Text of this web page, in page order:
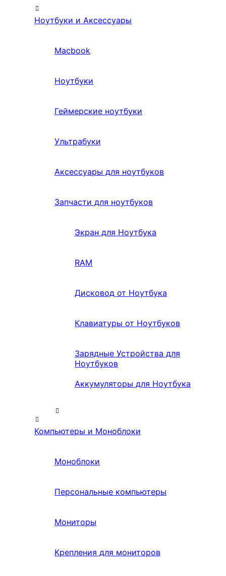
Ноутбуки и Аксессуары
Macbook
Ноутбуки
Геймерские ноутбуки
Ультрабуки
Аксессуары для ноутбуков
Запчасти для ноутбуков
Экран для Ноутбука
RAM
Дисковод от Ноутбука
Клавиатуры от Ноутбуков
Зарядные Устройства для
Ноутбуков
Аккумуляторы для Ноутбука
Компьютеры и Моноблоки
Моноблоки
Персональные компьютеры
Мониторы
Крепления для мониторов